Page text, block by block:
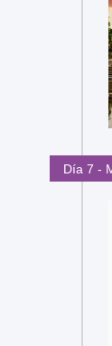
Día 7 -